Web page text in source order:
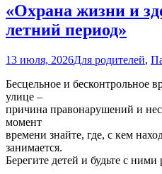
«Охрана жизни и
летний период»
13 июля, 2026Для родителей,
Бесцельное и бесконтрольное
улице –
причина правонарушений и
момент
времени знайте, где, с кем
занимается.
Берегите детей и будьте с ними